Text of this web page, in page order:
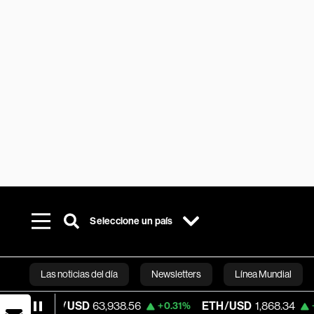
Seleccione un país
Las noticias del día Newsletters Línea Mundial
Bloomberg
63,938.56 +0.31% ETH/USD 1,868.34 +0.05% Visa